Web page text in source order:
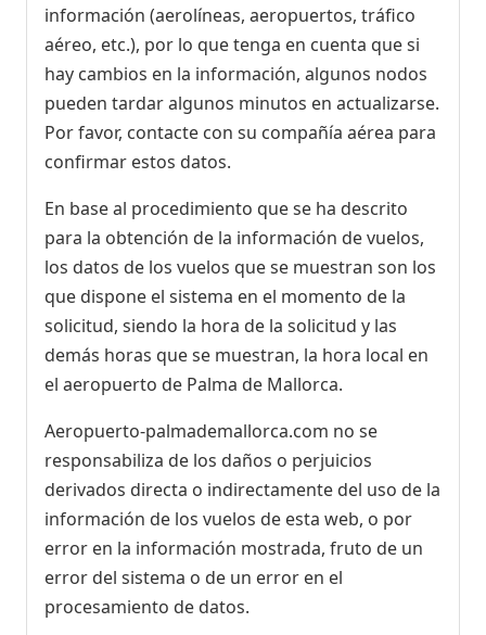
información (aerolíneas, aeropuertos, tráfico
aéreo, etc.), por lo que tenga en cuenta que si
hay cambios en la información, algunos nodos
pueden tardar algunos minutos en actualizarse.
Por favor, contacte con su compañía aérea para
confirmar estos datos.
En base al procedimiento que se ha descrito
para la obtención de la información de vuelos,
los datos de los vuelos que se muestran son los
que dispone el sistema en el momento de la
solicitud, siendo la hora de la solicitud y las
demás horas que se muestran, la hora local en
el aeropuerto de Palma de Mallorca.
Aeropuerto-palmademallorca.com no se
responsabiliza de los daños o perjuicios
derivados directa o indirectamente del uso de la
información de los vuelos de esta web, o por
error en la información mostrada, fruto de un
error del sistema o de un error en el
procesamiento de datos.